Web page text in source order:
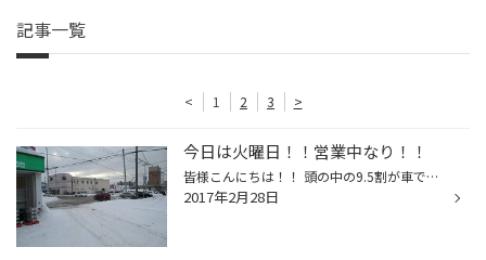
記事一覧
< 1 2 3 >
今日は火曜日！！営業中なり！！
皆様こんにちは！！ 頭の中の9.5割が車で出来ている山田です！ いやぁ。。。。 今年はどんなカスタムができるかなぁ？ と、夏が近づくにつれ、日々妄想しております！笑 しかし あったかいですね！！！ 雪解けも進みますね。 当店も少しずつ夏仕様に展示変更しておりますよ！ ！ 新しい展示スタイル...
2017年2月28日